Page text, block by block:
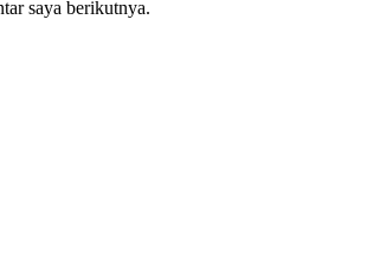
saya berikutnya.